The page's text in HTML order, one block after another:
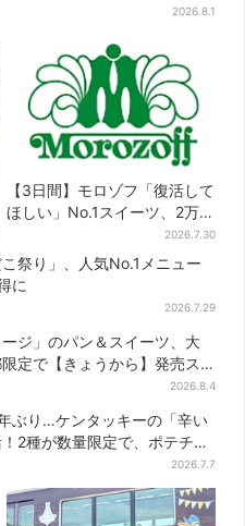
2026.8.1
【3日間】モロゾフ「復活して
ほしい」No.1スイーツ、2万
3865票から選ばれた名作を限
定販売
2026.7.30
祭り」、人気No.1メニュー
に
2026.7.29
ージ」のパン＆スイーツ、大
定で【きょうから】発売ス
2026.8.4
ぶり…ケンタッキーの「辛い
2種が数量限定で、ポテチと
2026.7.7